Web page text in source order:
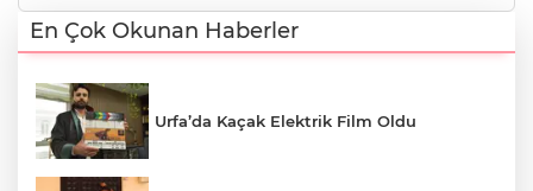
En Çok Okunan Haberler
Urfa’da Kaçak Elektrik Film Oldu